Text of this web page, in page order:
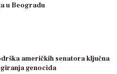
u Beogradu
američkih senatora ključna
genocida